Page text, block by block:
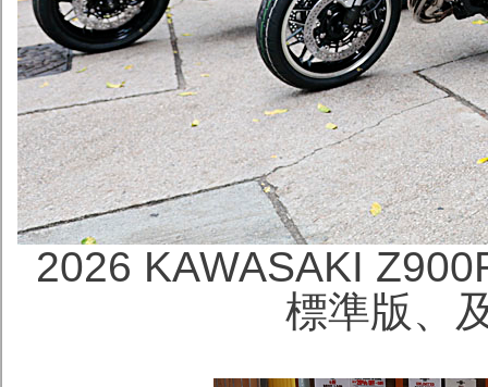
2026 KAWASAKI
標準版、